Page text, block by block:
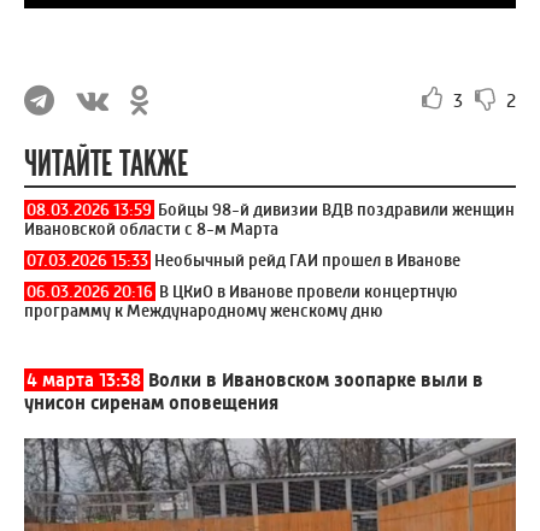
3 2
ЧИТАЙТЕ ТАКЖЕ
08.03.2026 13:59 Бойцы 98-й дивизии ВДВ поздравили женщин
Ивановской области с 8-м Марта
07.03.2026 15:33 Необычный рейд ГАИ прошел в Иванове
06.03.2026 20:16 В ЦКиО в Иванове провели концертную
программу к Международному женскому дню
4 марта 13:38 Волки в Ивановском зоопарке выли в
унисон сиренам оповещения